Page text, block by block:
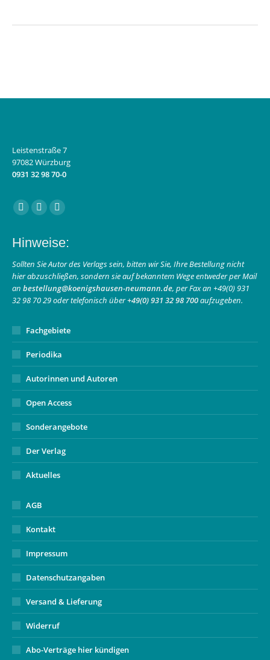
Leistenstraße 7
97082 Würzburg
0931 32 98 70-0
Finden Sie uns auf:
Facebook
opens
in
new
window
Instagram
opens
in
new
window
E-
page
opens
in
new
window
Hinweise:
Sollten Sie Autor des Verlags sein, bitten wir Sie, Ihre Bestellung nicht
hier abzuschließen, sondern sie auf bekanntem Wege entweder per Mail
an bestellung@koenigshausen-neumann.de, per Fax an +49(0) 931
32 98 70 29 oder telefonisch über+49(0) 931 32 98 700aufzugeben.
Fachgebiete
Periodika
Autorinnen und Autoren
Open Access
Sonderangebote
Der Verlag
Aktuelles
AGB
Kontakt
Impressum
Datenschutzangaben
Versand & Lieferung
Widerruf
Abo-Verträge hier kündigen